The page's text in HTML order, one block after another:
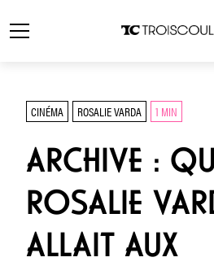
CINÉMA ROSALIE VARDA 1 MIN
ARCHIVE :
ROSALIE
ALLAIT AUX